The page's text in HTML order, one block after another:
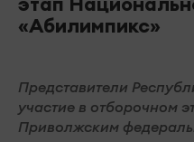
«Абилимпикс»
Представители
участие в отборочном
Приволжским